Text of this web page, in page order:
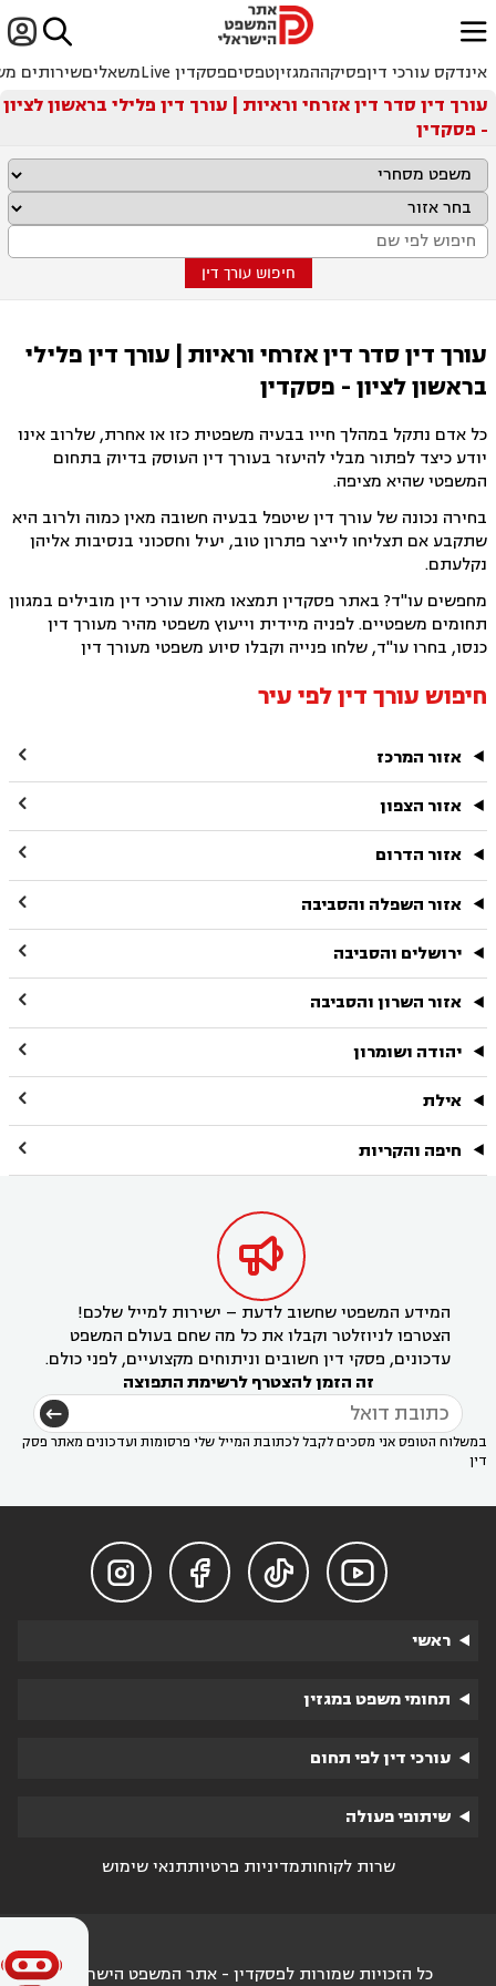

ﱐ
אינדקס עורכי דיןפסיקההמגזיןטפסיםפסקדין Live משאליםשירותים
עורך דין סדר דין אזרחי וראיות | עורך דין פלילי בראשון לציון
- פסקדין
חיפוש עורך דין
עורך דין סדר דין אזרחי וראיות | עורך דין פלילי
בראשון לציון - פסקדין
כל אדם נתקל במהלך חייו בבעיה משפטית כזו או אחרת, שלרוב אינו
יודע כיצד לפתור מבלי להיעזר בעורך דין העוסק בדיוק בתחום
המשפטי שהיא מציפה.
בחירה נכונה של עורך דין שיטפל בבעיה חשובה מאין כמוה ולרוב היא
שתקבע אם תצליחו לייצר פתרון טוב, יעיל וחסכוני בנסיבות אליהן
נקלעתם.
מחפשים עו"ד? באתר פסקדין תמצאו מאות עורכי דין מובילים במגוון
תחומים משפטיים. לפניה מיידית וייעוץ משפטי מהיר מעורך דין
כנסו, בחרו עו"ד, שלחו פנייה וקבלו סיוע משפטי מעורך דין
חיפוש עורך דין לפי עיר
אזור המרכז 
אזור הצפון 
אזור הדרום 
אזור השפלה והסביבה 
ירושלים והסביבה 
אזור השרון והסביבה 
יהודה ושומרון 
אילת 
חיפה והקריות 

המידע המשפטי שחשוב לדעת – ישירות למייל שלכם!
הצטרפו לניוזלטר וקבלו את כל מה שחם בעולם המשפט
עדכונים, פסקי דין חשובים וניתוחים מקצועיים, לפני כולם.
זה הזמן להצטרף לרשימת התפוצה
במשלוח הטופס אני מסכים לקבל לכתובת המייל שלי פרסומות ועדכונים מאתר פסק
דין




ראשי
תחומי משפט במגזין
עורכי דין לפי תחום
שיתופי פעולה
שרות לקוחותמדיניות פרטיותתנאי שימוש
כל הזכויות שמורות לפסקדין - אתר המשפט הישראלי